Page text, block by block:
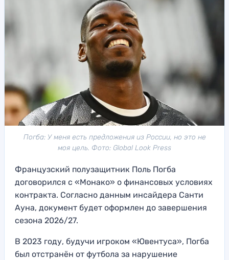
Погба: У меня есть предложения из России, но это не
моя цель. Фото: Global Look Press
Французский полузащитник Поль Погба
договорился с «Монако» о финансовых условиях
контракта. Согласно данным инсайдера Санти
Ауна, документ будет оформлен до завершения
сезона 2026/27.
В 2023 году, будучи игроком «Ювентуса», Погба
был отстранён от футбола за нарушение